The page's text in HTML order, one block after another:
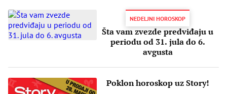
NEDELJNI HOROSKOP
Šta vam zvezde predviđaju u
periodu od ​31. jula do 6.
avgusta
Poklon horoskop uz Story!